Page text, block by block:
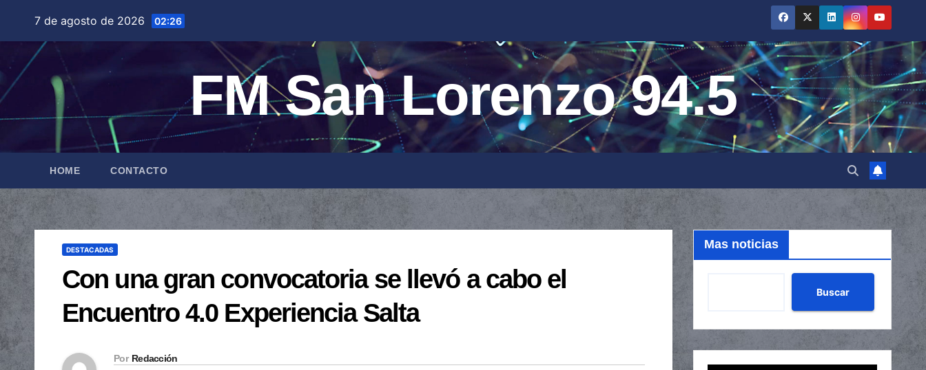
contenido
7 de agosto de 2026 02:26
FM San Lorenzo 94.5
HOME CONTACTO
DESTACADAS
Con una gran convocatoria se llevó a cabo el
Encuentro 4.0 Experiencia Salta
Por Redacción
Mas noticias
Buscar